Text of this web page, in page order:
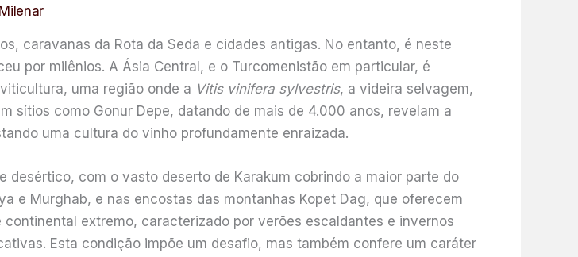
caravanas da Rota da Seda e cidades antigas. No entanto, é neste
por milênios. A Ásia Central, e o Turcomenistão em particular, é
uma região onde a Vitis vinifera sylvestris, a videira selvagem,
sítios como Gonur Depe, datando de mais de 4.000 anos, revelam a
uma cultura do vinho profundamente enraizada.
desértico, com o vasto deserto de Karakum cobrindo a maior parte do
e Murghab, e nas encostas das montanhas Kopet Dag, que oferecem
extremo, caracterizado por verões escaldantes e invernos
Esta condição impõe um desafio, mas também confere um caráter